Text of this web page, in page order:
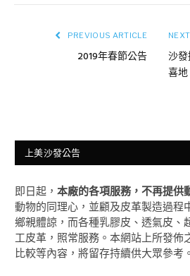
PREVIOUS ARTICLE
2019年春節公告
沙
喜地
上美沙發公告
即日起， 本廠的各項服務，不再提供
動物的同理心，並顧及皮革製造過程
鄉親體諒，而各種乳膠皮、透氣皮、
工皮革，照常服務。本網站上所發佈
比較等內容，將留存持續供大眾參